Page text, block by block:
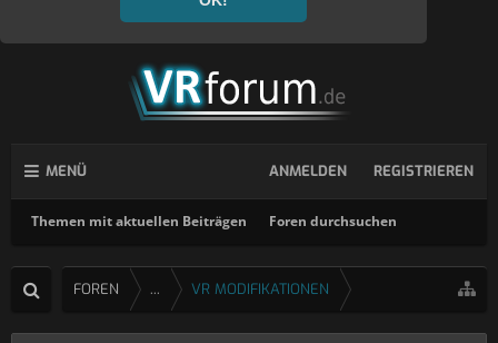
MENÜ
Themen mit aktuellen Beiträgen Foren durchsuchen
ANMELDEN REGISTRIEREN
FOREN ... VR MODIFIKATIONEN